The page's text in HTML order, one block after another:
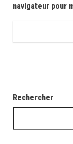
navigateur pour
Rechercher